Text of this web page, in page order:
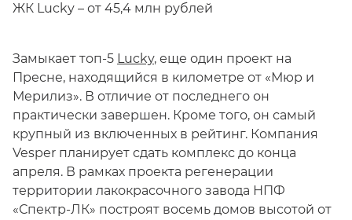
ЖК Lucky – от 45,4 млн рублей
Замыкает топ-5 Lucky, еще один проект на
Пресне, находящийся в километре от «Мюр и
Мерилиз». В отличие от последнего он
практически завершен. Кроме того, он самый
крупный из включенных в рейтинг. Компания
Vesper планирует сдать комплекс до конца
апреля. В рамках проекта регенерации
территории лакокрасочного завода НПФ
«Спектр-ЛК» построят восемь домов высотой от